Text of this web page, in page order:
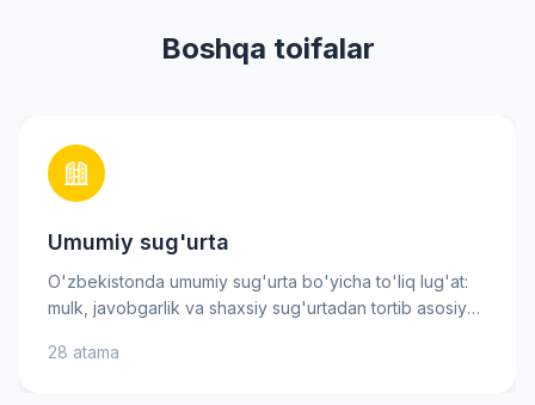
Boshqa toifalar
Umumiy sug'urta
O'zbekistonda umumiy sug'urta bo'yicha to'liq lug'at:
mulk, javobgarlik va shaxsiy sug'urtadan tortib asosiy
tovon puli kabi muhim atamalarni bilib oling — bu sizga
28 atama